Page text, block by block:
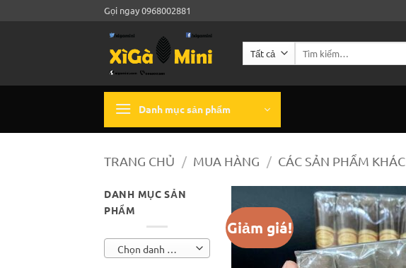
Gọi ngay 0968002881
kiếm:
Danh mục sản phẩm
TRANG CHỦ / MUA HÀNG / CÁC SẢN PHẨM KHÁC
DANH MỤC SẢN
PHẨM
Chọn danh mục
Giảm giá!